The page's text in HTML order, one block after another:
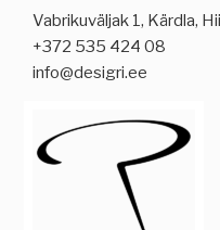
Vabrikuväljak 1, Kärdla,
+372 535 424 08
info@desigri.ee